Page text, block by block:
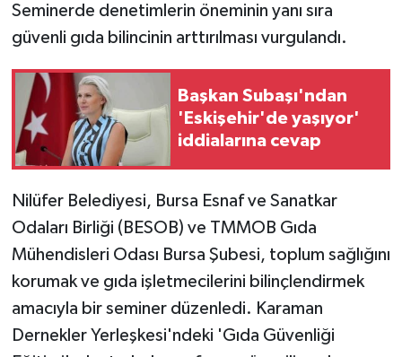
Seminerde denetimlerin öneminin yanı sıra
güvenli gıda bilincinin arttırılması vurgulandı.
Başkan Subaşı'ndan
'Eskişehir'de yaşıyor'
iddialarına cevap
Nilüfer Belediyesi, Bursa Esnaf ve Sanatkar
Odaları Birliği (BESOB) ve TMMOB Gıda
Mühendisleri Odası Bursa Şubesi, toplum sağlığını
korumak ve gıda işletmecilerini bilinçlendirmek
amacıyla bir seminer düzenledi. Karaman
Dernekler Yerleşkesi'ndeki 'Gıda Güvenliği